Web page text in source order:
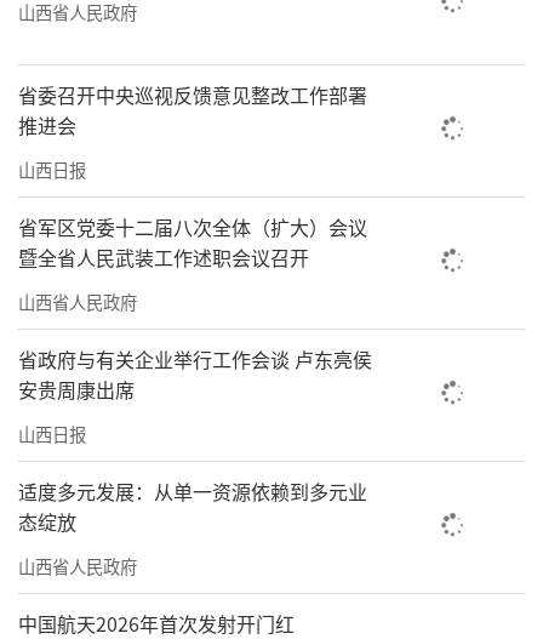
山西省人民政府
省委召开中央巡视反馈意见整改工作部署
推进会
山西日报
省军区党委十二届八次全体（扩大）会议
暨全省人民武装工作述职会议召开
山西省人民政府
省政府与有关企业举行工作会谈 卢东亮侯
安贵周康出席
山西日报
适度多元发展：从单一资源依赖到多元业
态绽放
山西省人民政府
中国航天2026年首次发射开门红